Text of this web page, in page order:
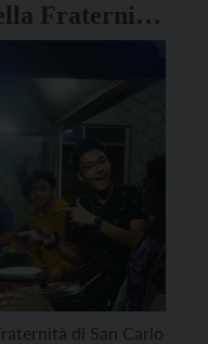
Fraternità
luglio
di San Carlo